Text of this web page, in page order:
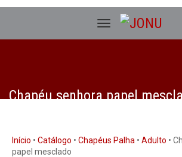
Chapéu senhora papel
Início • Catálogo • Chapéus Palha • Adulto •
papel mesclado